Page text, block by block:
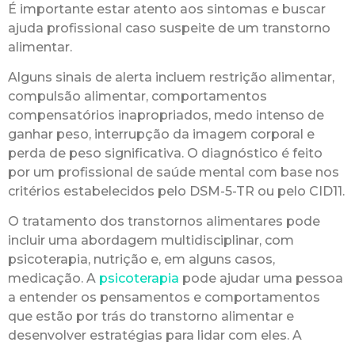
É importante estar atento aos sintomas e buscar
ajuda profissional caso suspeite de um transtorno
alimentar.
Alguns sinais de alerta incluem restrição alimentar,
compulsão alimentar, comportamentos
compensatórios inapropriados, medo intenso de
ganhar peso, interrupção da imagem corporal e
perda de peso significativa. O diagnóstico é feito
por um profissional de saúde mental com base nos
critérios estabelecidos pelo DSM-5-TR ou pelo CID11.
O tratamento dos transtornos alimentares pode
incluir uma abordagem multidisciplinar, com
psicoterapia, nutrição e, em alguns casos,
medicação. A psicoterapia pode ajudar uma pessoa
a entender os pensamentos e comportamentos
que estão por trás do transtorno alimentar e
desenvolver estratégias para lidar com eles. A